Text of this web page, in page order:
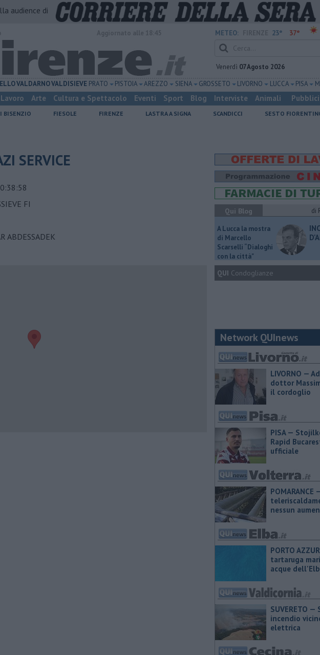
audience di
METEO: 23° 37°
Venerdì 07 Agosto 2026
VALDARNOVALDISIEVE PRATO PISTOIA AREZZO SIENA GROSSETO LIVORNO LUCCA PISA
Lavoro Arte Cultura e Spettacolo Eventi Sport Blog Interviste Animali
BISENZIO FIESOLE FIRENZE LASTRA A SIGNA SCANDICCI
SESTO
SERVICE
FI
ABDESSADEK
Qui Blog di
A Lucca la mostra
di Marcello
Scarselli “Dialoghi
con la città"
QUI Condoglianze
Network QUInews
LIVORNO —
dottor
il cordoglio
PISA —
Rapid
ufficiale
nessun
PORTO
tartaruga
acque
SUVERETO —
incendio
elettrica